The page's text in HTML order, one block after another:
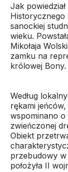
Jak
sanockiej
wieku.
Mikołaja
zamku na
królowej Bony.
Według
rękami
wspominano
zwieńczonej
Obiekt
przebudowy w
położyła II